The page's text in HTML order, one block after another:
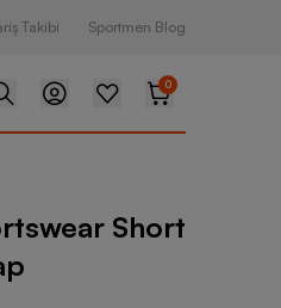
Takibi Sportmen Blog
0
Çorap
Short